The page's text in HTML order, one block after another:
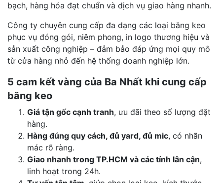
bạch, hàng hóa đạt chuẩn và dịch vụ giao hàng nhanh.
Công ty chuyên cung cấp đa dạng các loại băng keo
phục vụ đóng gói, niêm phong, in logo thương hiệu và
sản xuất công nghiệp – đảm bảo đáp ứng mọi quy mô
từ cửa hàng nhỏ đến hệ thống doanh nghiệp lớn.
5 cam kết vàng của Ba Nhất khi cung cấp
băng keo
Giá tận gốc cạnh tranh, ưu đãi theo số lượng đặt
hàng.
Hàng đúng quy cách, đủ yard, đủ mic, có nhãn
mác rõ ràng.
Giao nhanh trong TP.HCM và các tỉnh lân cận,
linh hoạt trong 24h.